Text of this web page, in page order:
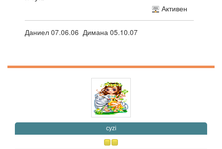
Активен
Даниел 07.06.06 Димана 05.10.07
cyzi